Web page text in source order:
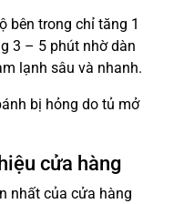
bên trong chỉ tăng 1
3 – 5 phút nhờ dàn
lạnh sâu và nhanh.
bị hỏng do tủ mở
cửa hàng
nhất của cửa hàng